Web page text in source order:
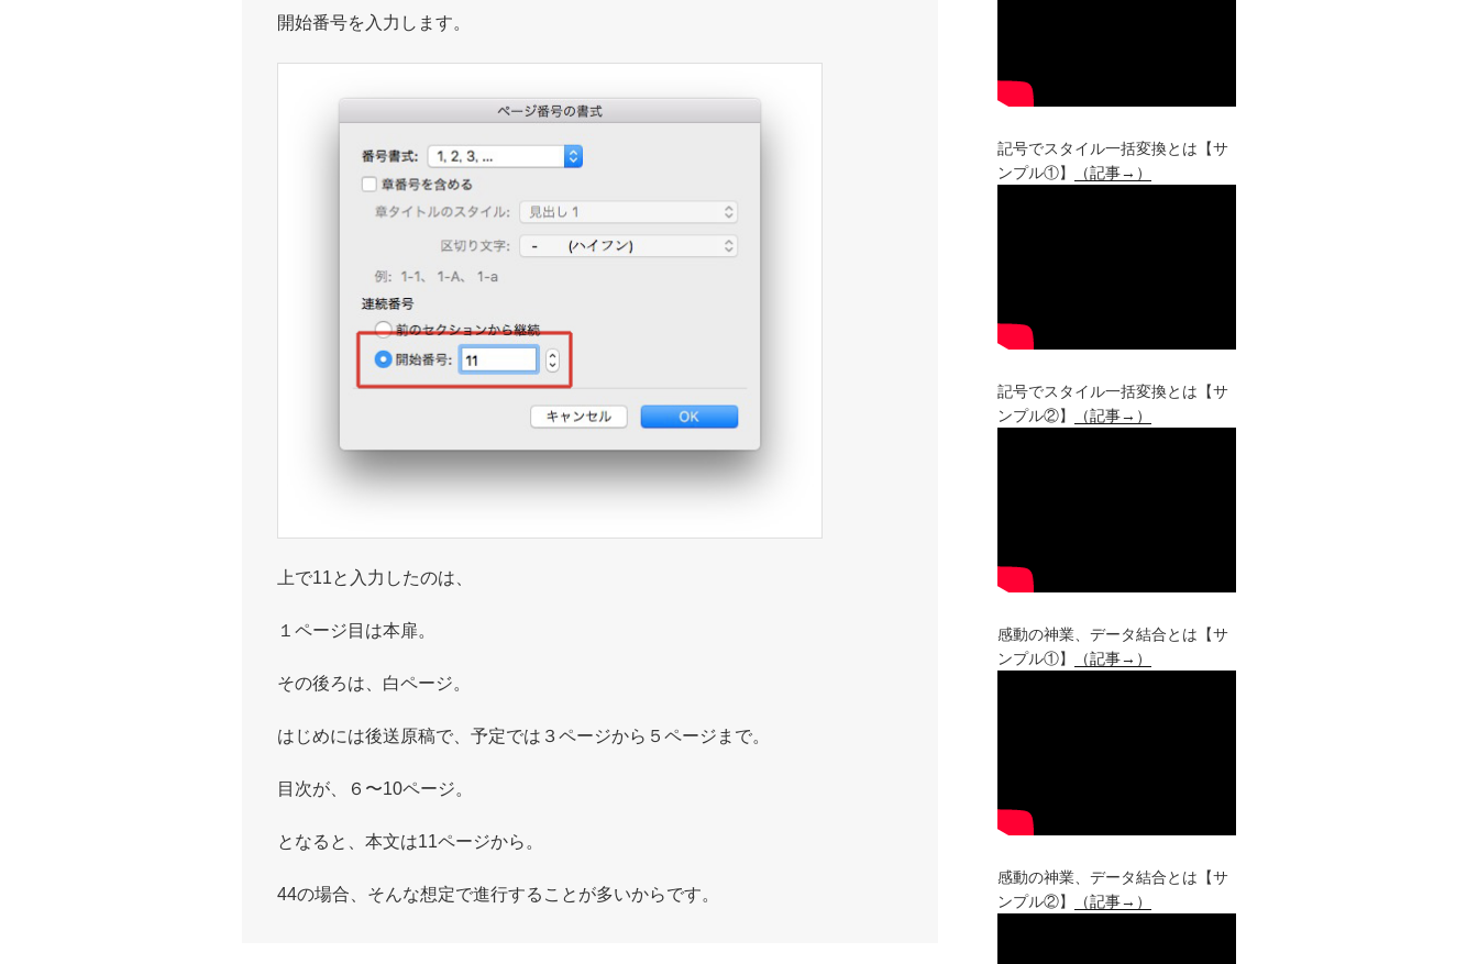
開始番号を入力します。
上で11と入力したのは、
１ページ目は本扉。
その後ろは、白ページ。
はじめには後送原稿で、予定では３ページから５ページまで。
目次が、６〜10ページ。
となると、本文は11ページから。
44の場合、そんな想定で進行することが多いからです。
記号でスタイル一括変換とは【サ
ンプル①】
（記事→）
記号でスタイル一括変換とは【サ
ンプル②】
（記事→）
感動の神業、データ結合とは【サ
ンプル①】
（記事→）
感動の神業、データ結合とは【サ
ンプル②】
（記事→）